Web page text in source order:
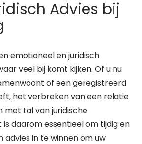
Advies bij
emotioneel en juridisch
veel bij komt kijken. Of u nu
of een geregistreerd
het verbreken van een relatie
met tal van juridische
is daarom essentieel om tijdig en
advies in te winnen om uw